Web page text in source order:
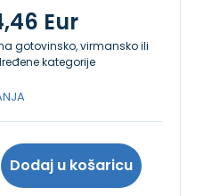
Eur
gotovinsko, virmansko ili
kategorije
Dodaj u košaricu